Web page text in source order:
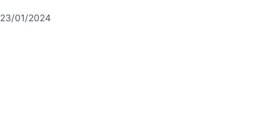
23/01/2024